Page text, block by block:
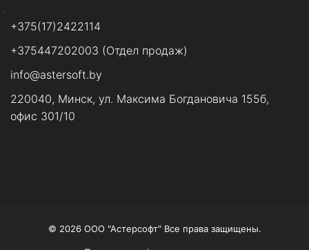
+375(17)2422114
+375447202003 (Отдел продаж)
info@astersoft.by
220040, Минск, ул. Максима Богдановича 155б,
офис 301/10
© 2026 ООО "Астерсофт" Все права защищены.